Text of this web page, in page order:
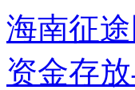
海南征
资金存